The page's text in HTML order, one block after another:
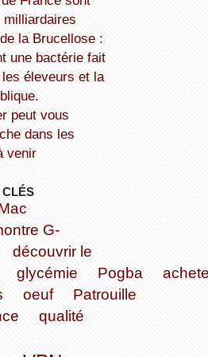
une bactérie fait
éleveurs et la
dans les
venir
CLÉS
G-
découvrir le
glycémie Pogba
oeuf
Patrouille
qualité